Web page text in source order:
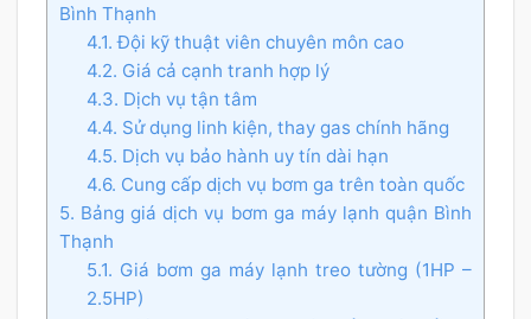
Bình Thạnh
4.1. Đội kỹ thuật viên chuyên môn cao
4.2. Giá cả cạnh tranh hợp lý
4.3. Dịch vụ tận tâm
4.4. Sử dụng linh kiện, thay gas chính hãng
4.5. Dịch vụ bảo hành uy tín dài hạn
4.6. Cung cấp dịch vụ bơm ga trên toàn quốc
5. Bảng giá dịch vụ bơm ga máy lạnh quận Bình
Thạnh
5.1. Giá bơm ga máy lạnh treo tường (1HP –
2.5HP)